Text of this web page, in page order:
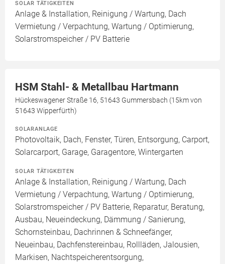
SOLAR TÄTIGKEITEN
Anlage & Installation, Reinigung / Wartung, Dach
Vermietung / Verpachtung, Wartung / Optimierung,
Solarstromspeicher / PV Batterie
HSM Stahl- & Metallbau Hartmann
Hückeswagener Straße 16, 51643 Gummersbach (15km von
51643 Wipperfürth)
SOLARANLAGE
Photovoltaik, Dach, Fenster, Türen, Entsorgung, Carport,
Solarcarport, Garage, Garagentore, Wintergarten
SOLAR TÄTIGKEITEN
Anlage & Installation, Reinigung / Wartung, Dach
Vermietung / Verpachtung, Wartung / Optimierung,
Solarstromspeicher / PV Batterie, Reparatur, Beratung,
Ausbau, Neueindeckung, Dämmung / Sanierung,
Schornsteinbau, Dachrinnen & Schneefänger,
Neueinbau, Dachfenstereinbau, Rollläden, Jalousien,
Markisen, Nachtspeicherentsorgung,